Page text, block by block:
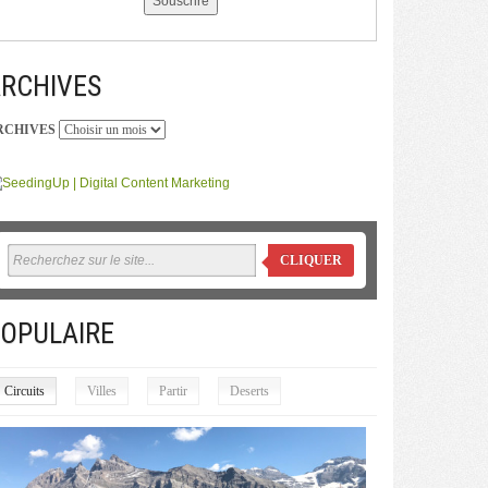
CLIQUER
Circuits Villes Partir Deserts